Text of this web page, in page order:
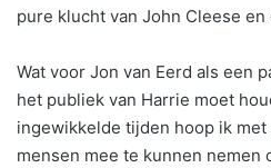
pure klucht van John Cleese en
Wat voor Jon van Eerd als een
het publiek van Harrie moet
ingewikkelde tijden hoop ik
mensen mee te kunnen nemen